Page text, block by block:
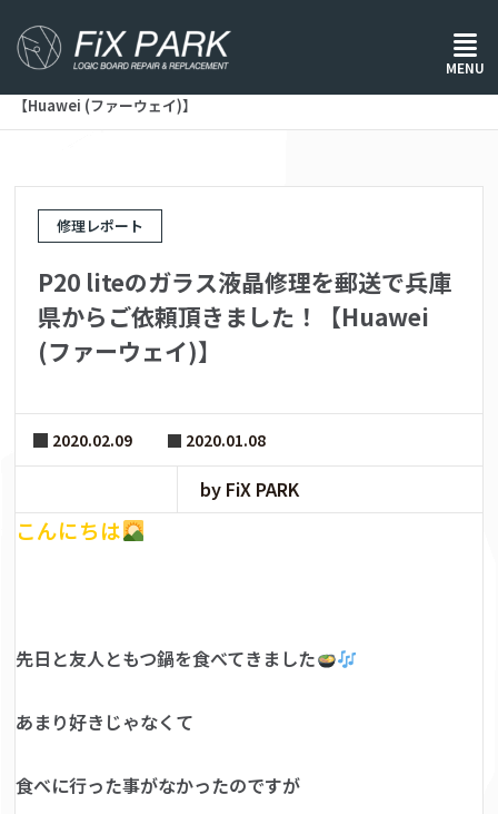
MENU
ホーム/ 修理レポート/
P20 liteのガラス液晶修理を郵送で兵庫県からご依頼頂きました！
【Huawei (ファーウェイ)】
修理レポート
P20 liteのガラス液晶修理を郵送で兵庫
県からご依頼頂きました！【Huawei
(ファーウェイ)】
2020.02.09 2020.01.08
by FiX PARK
こんにちは
先日と友人ともつ鍋を食べてきました
あまり好きじゃなくて
食べに行った事がなかったのですが